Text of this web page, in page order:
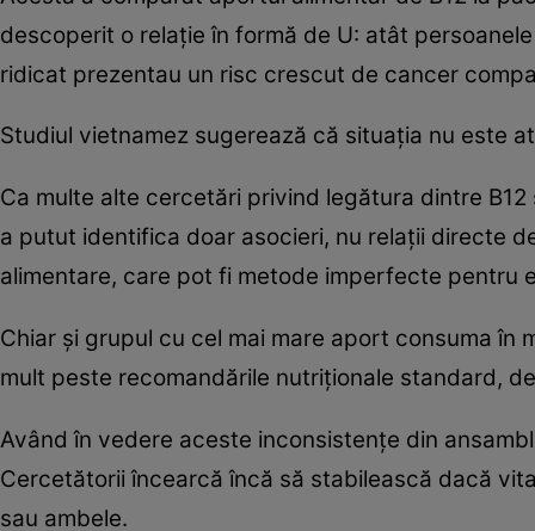
descoperit o relație în formă de U: atât
ridicat prezentau un risc crescut de cancer
Studiul vietnamez sugerează că situația nu este
Ca multe alte cercetări privind legătura dintre
a putut identifica doar asocieri, nu relații directe
alimentare, care pot fi metode imperfecte pentru
Chiar și grupul cu cel mai mare aport consuma în
mult peste recomandările nutriționale standard,
Având în vedere aceste inconsistențe din
Cercetătorii încearcă încă să stabilească dacă
sau ambele.